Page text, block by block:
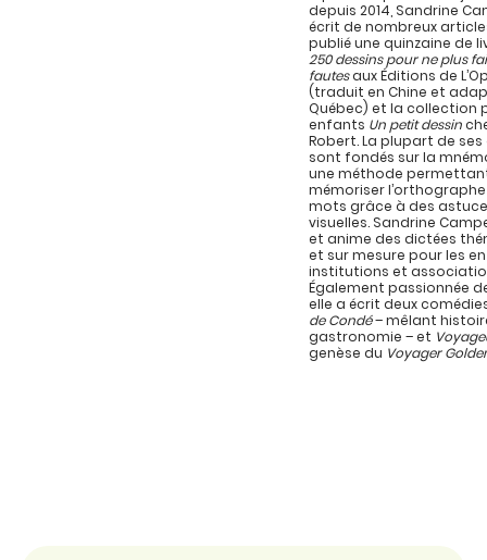
depuis 2014, Sandrine
écrit de nombreux
publié une quinzaine de
250 dessins pour ne plus
fautesaux Éditions de
(traduit en Chine et
Québec) et la collection
enfants Un petit dessin
Robert. La plupart de
sont fondés sur la
une méthode
mémoriser
mots grâce à des
visuelles. Sandrine
et anime des dictées
et sur mesure pour les
institutions et
Également passionnée
elle a écrit deux
de Condé– mêlant
gastronomie – et
genèse du Voyager